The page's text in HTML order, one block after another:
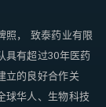
照， 致泰药业有限
具有超过30年医药
立的良好合作关
球华人、生物科技